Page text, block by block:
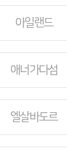
아일랜드
애너가다섬
엘살바도르